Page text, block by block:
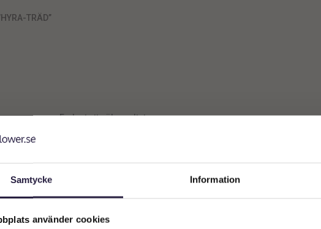
Samtycke Information
använder cookies
TRÄD”
1
1
Endast ett sökresultat
Välkommen till Webflower
Vilken typ av kund är du? Du kan alltid justera ditt val